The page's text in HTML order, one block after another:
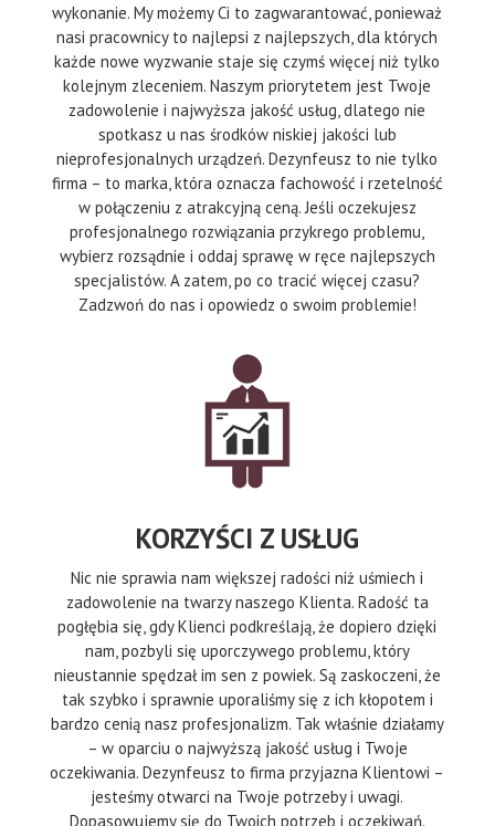
wykonanie. My możemy Ci to zagwarantować, ponieważ
nasi pracownicy to najlepsi z najlepszych, dla których
każde nowe wyzwanie staje się czymś więcej niż tylko
kolejnym zleceniem. Naszym priorytetem jest Twoje
zadowolenie i najwyższa jakość usług, dlatego nie
spotkasz u nas środków niskiej jakości lub
nieprofesjonalnych urządzeń. Dezynfeusz to nie tylko
firma – to marka, która oznacza fachowość i rzetelność
w połączeniu z atrakcyjną ceną. Jeśli oczekujesz
profesjonalnego rozwiązania przykrego problemu,
wybierz rozsądnie i oddaj sprawę w ręce najlepszych
specjalistów. A zatem, po co tracić więcej czasu?
Zadzwoń do nas i opowiedz o swoim problemie!
KORZYŚCI Z USŁUG
Nic nie sprawia nam większej radości niż uśmiech i
zadowolenie na twarzy naszego Klienta. Radość ta
pogłębia się, gdy Klienci podkreślają, że dopiero dzięki
nam, pozbyli się uporczywego problemu, który
nieustannie spędzał im sen z powiek. Są zaskoczeni, że
tak szybko i sprawnie uporaliśmy się z ich kłopotem i
bardzo cenią nasz profesjonalizm. Tak właśnie działamy
– w oparciu o najwyższą jakość usług i Twoje
oczekiwania. Dezynfeusz to firma przyjazna Klientowi –
jesteśmy otwarci na Twoje potrzeby i uwagi.
Dopasowujemy się do Twoich potrzeb i oczekiwań.